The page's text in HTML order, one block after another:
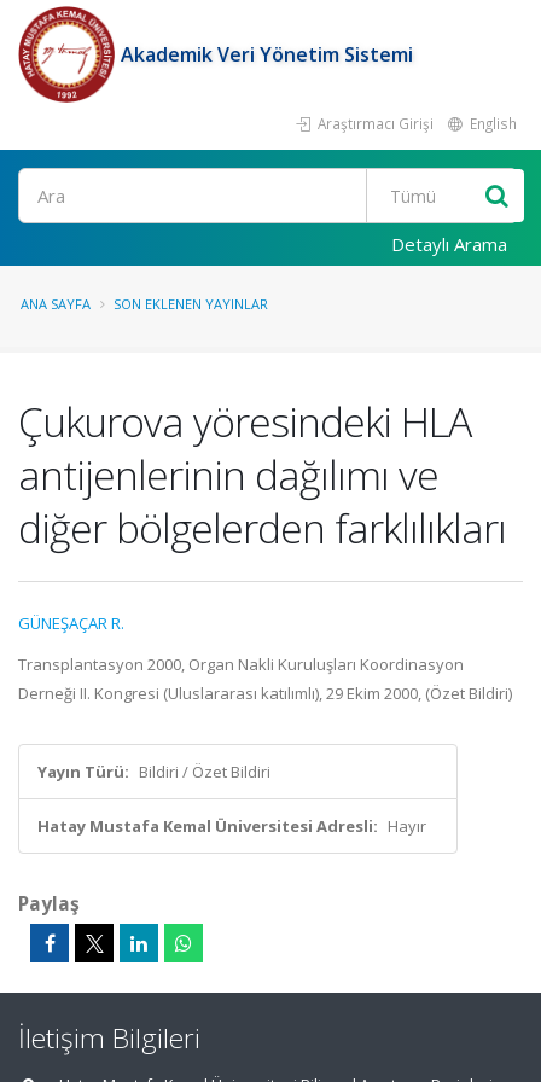
Akademik Veri Yönetim Sistemi
Araştırmacı Girişi English
Ara
Detaylı Arama
ANA SAYFA SON EKLENEN YAYINLAR
Çukurova yöresindeki HLA
antijenlerinin dağılımı ve
diğer bölgelerden farklılıkları
GÜNEŞAÇAR R.
Transplantasyon 2000, Organ Nakli Kuruluşları Koordinasyon
Derneği II. Kongresi (Uluslararası katılımlı), 29 Ekim 2000, (Özet Bildiri)
Yayın Türü: Bildiri / Özet Bildiri
Hatay Mustafa Kemal Üniversitesi Adresli: Hayır
Paylaş
İletişim Bilgileri